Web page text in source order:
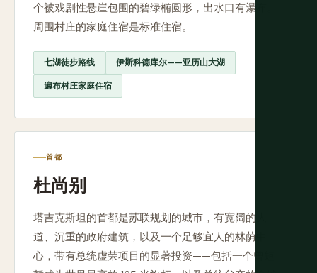
个被戏剧性悬崖包围的碧绿椭圆形，出水口有瀑布。
周围村庄的家庭住宿是标准住宿。
七湖徒步路线 伊斯科德库尔——亚历山大湖
遍布村庄家庭住宿
首都
杜尚别
塔吉克斯坦的首都是苏联规划的城市，有宽阔的大
道、沉重的政府建筑，以及一个足够宜人的林荫中
心，带有总统虚荣项目的显著投资——包括一个曾短